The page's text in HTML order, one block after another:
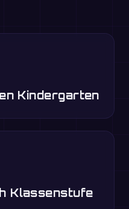
Kindergarten
Klassenstufe